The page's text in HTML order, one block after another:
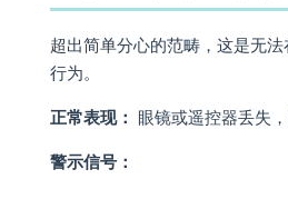
超出简单分心的范畴，这是无
行为。
正常表现： 眼镜或遥控器丢失
警示信号：